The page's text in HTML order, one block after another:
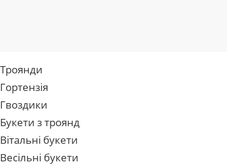
Троянди
Гортензія
Гвоздики
Букети з троянд
Вітальні букети
Весільні букети